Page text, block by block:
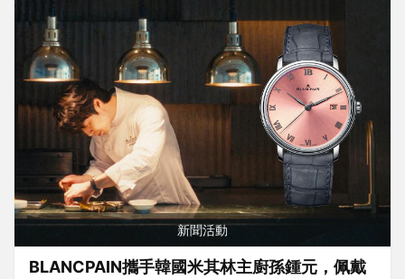
新聞活動
BLANCPAIN攜手韓國米其林主廚孫鍾元，佩戴